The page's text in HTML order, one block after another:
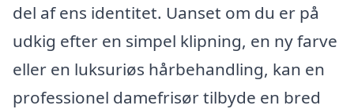
del af ens identitet. Uanset om du er på
udkig efter en simpel klipning, en ny farve
eller en luksuriøs hårbehandling, kan en
professionel damefrisør tilbyde en bred